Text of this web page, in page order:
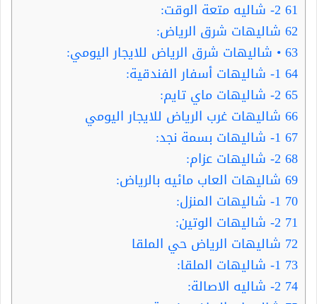
61
62 شاليهات شرق الرياض:
63• شاليهات شرق الرياض للايجار اليومي:
64
65
66 شاليهات غرب الرياض للايجار اليومي
67
68
69 شاليهات العاب مائيه بالرياض:
70
71
72 شاليهات الرياض حي الملقا
73
74